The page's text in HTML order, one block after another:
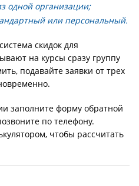
одной организации;
или персональный.
скидок для
на курсы сразу группу
подавайте заявки от трех
заполните форму обратной
по телефону.
чтобы рассчитать